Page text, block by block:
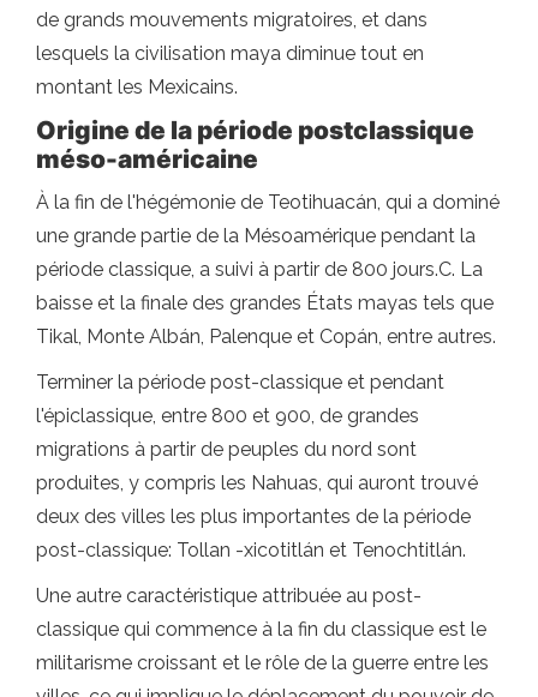
de grands mouvements migratoires, et dans
lesquels la civilisation maya diminue tout en
montant les Mexicains.
Origine de la période postclassique
méso-américaine
À la fin de l'hégémonie de Teotihuacán, qui a dominé
une grande partie de la Mésoamérique pendant la
période classique, a suivi à partir de 800 jours.C. La
baisse et la finale des grandes États mayas tels que
Tikal, Monte Albán, Palenque et Copán, entre autres.
Terminer la période post-classique et pendant
l'épiclassique, entre 800 et 900, de grandes
migrations à partir de peuples du nord sont
produites, y compris les Nahuas, qui auront trouvé
deux des villes les plus importantes de la période
post-classique: Tollan -xicotitlán et Tenochtitlán.
Une autre caractéristique attribuée au post-
classique qui commence à la fin du classique est le
militarisme croissant et le rôle de la guerre entre les